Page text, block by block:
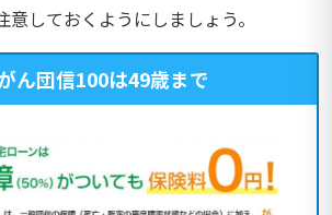
意しておくようにしましょう。
ん団信100は49歳まで